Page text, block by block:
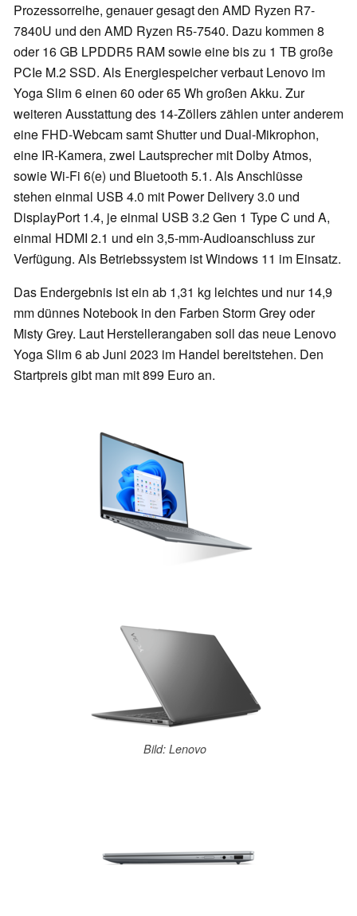
Prozessorreihe, genauer gesagt den AMD Ryzen R7-
7840U und den AMD Ryzen R5-7540. Dazu kommen 8
oder 16 GB LPDDR5 RAM sowie eine bis zu 1 TB große
PCIe M.2 SSD. Als Energiespeicher verbaut Lenovo im
Yoga Slim 6 einen 60 oder 65 Wh großen Akku. Zur
weiteren Ausstattung des 14-Zöllers zählen unter anderem
eine FHD-Webcam samt Shutter und Dual-Mikrophon,
eine IR-Kamera, zwei Lautsprecher mit Dolby Atmos,
sowie Wi-Fi 6(e) und Bluetooth 5.1. Als Anschlüsse
stehen einmal USB 4.0 mit Power Delivery 3.0 und
DisplayPort 1.4, je einmal USB 3.2 Gen 1 Type C und A,
einmal HDMI 2.1 und ein 3,5-mm-Audioanschluss zur
Verfügung. Als Betriebssystem ist Windows 11 im Einsatz.
Das Endergebnis ist ein ab 1,31 kg leichtes und nur 14,9
mm dünnes Notebook in den Farben Storm Grey oder
Misty Grey. Laut Herstellerangaben soll das neue Lenovo
Yoga Slim 6 ab Juni 2023 im Handel bereitstehen. Den
Startpreis gibt man mit 899 Euro an.
Bild: Lenovo